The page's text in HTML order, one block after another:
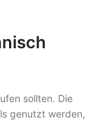
sollten. Die
genutzt werden,